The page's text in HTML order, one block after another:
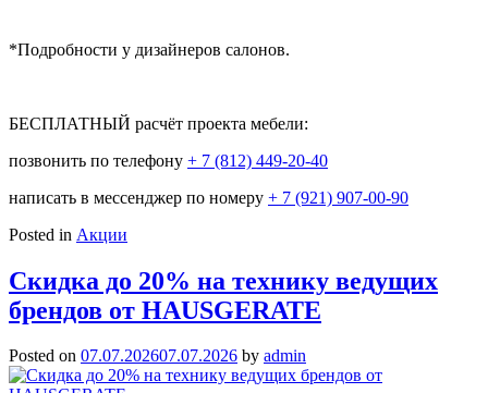
*Подробности у дизайнеров салонов.
БЕСПЛАТНЫЙ расчёт проекта мебели:
позвонить по телефону + 7 (812) 449-20-40
написать в мессенджер по номеру + 7 (921) 907-00-90
Posted in Акции
Скидка до 20% на технику ведущих
брендов от HAUSGERATE
Posted on 07.07.202607.07.2026 by admin